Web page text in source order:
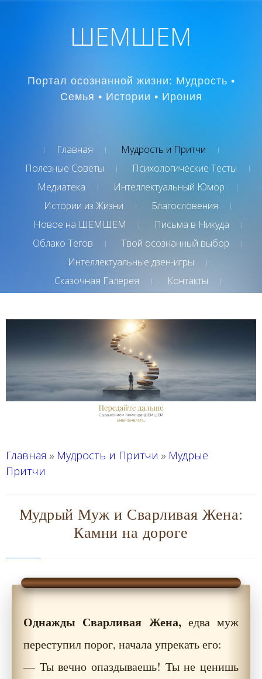
ШЕМШЕМ
Портал осознанной жизни: Мудрость •
Семья • Истории • Ирония
Главная
Мудрость и Притчи
Полезные Советы
Психологические Тесты
Медиатека
Интеллектуальный Юмор
Истории из Жизни
Благословения
Новое на ШЕМШЕМ
Письма в Никуда
Облако Тегов
Твой осознанный выбор
Интеллектуальные дзен-игры
Сказочная Галерея
Контакты
Главная » Мудрость и Притчи » Мудрые
Притчи
Мудрый Муж и Сварливая Жена:
Камни на дороге
Однажды Сварливая Жена, едва муж
переступил порог, начала упрекать его:
— Ты вечно опаздываешь! Ты не ценишь